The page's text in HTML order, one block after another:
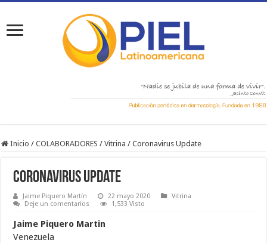
Inicio / COLABORADORES / Vitrina / Coronavirus Update
Coronavirus Update
Jaime Piquero Martín 22 mayo 2020
Vitrina
Deje un comentarios
1,533 Visto
Jaime Piquero Martin
Venezuela